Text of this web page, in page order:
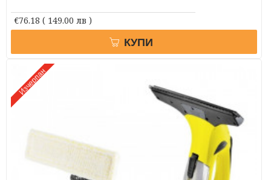
€76.18 ( 149.00 лв )
КУПИ
Изчерпан